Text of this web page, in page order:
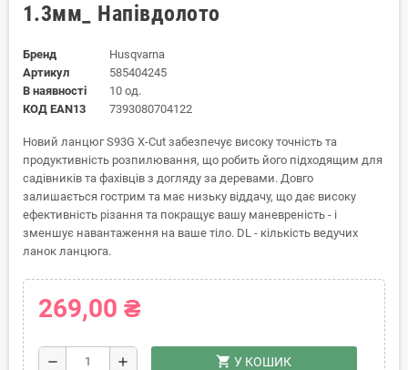
1.3мм_ Напівдолото
Бренд
Husqvarna
Артикул
585404245
В наявності
10 од.
КОД EAN13
7393080704122
Новий ланцюг S93G X-Cut забезпечує високу точність та
продуктивність розпилювання, що робить його підходящим для
садівників та фахівців з догляду за деревами. Довго
залишається гострим та має низьку віддачу, що дає високу
ефективність різання та покращує вашу маневреність - і
зменшує навантаження на ваше тіло. DL - кількість ведучих
ланок ланцюга.
269,00 ₴
remove add shopping_cart У КОШИК